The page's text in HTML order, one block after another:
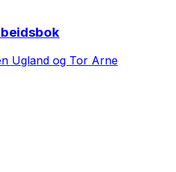
Ugland og Tor Arne